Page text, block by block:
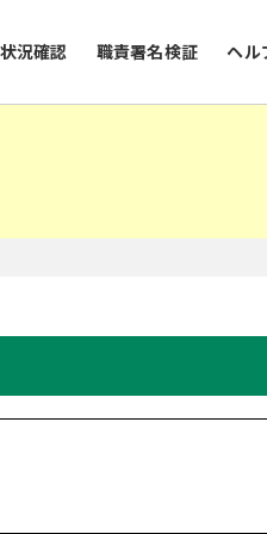
況確認 職責署名検証 ヘル